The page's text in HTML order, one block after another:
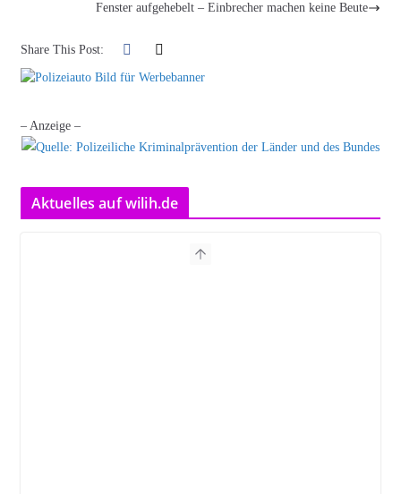
Fenster aufgehebelt – Einbrecher machen keine Beute
Share This Post:
– Anzeige –
Aktuelles auf wilih.de